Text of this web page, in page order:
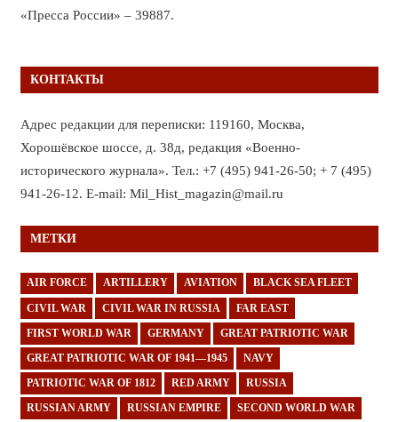
«Пресса России» – 39887.
КОНТАКТЫ
Адрес редакции для переписки: 119160, Москва,
Хорошёвское шоссе, д. 38д, редакция «Военно-
исторического журнала». Тел.: +7 (495) 941-26-50; + 7 (495)
941-26-12. E-mail: Mil_Hist_magazin@mail.ru
МЕТКИ
AIR FORCE ARTILLERY AVIATION BLACK SEA FLEET
CIVIL WAR CIVIL WAR IN RUSSIA FAR EAST
FIRST WORLD WAR GERMANY GREAT PATRIOTIC WAR
GREAT PATRIOTIC WAR OF 1941—1945 NAVY
PATRIOTIC WAR OF 1812 RED ARMY RUSSIA
RUSSIAN ARMY RUSSIAN EMPIRE SECOND WORLD WAR